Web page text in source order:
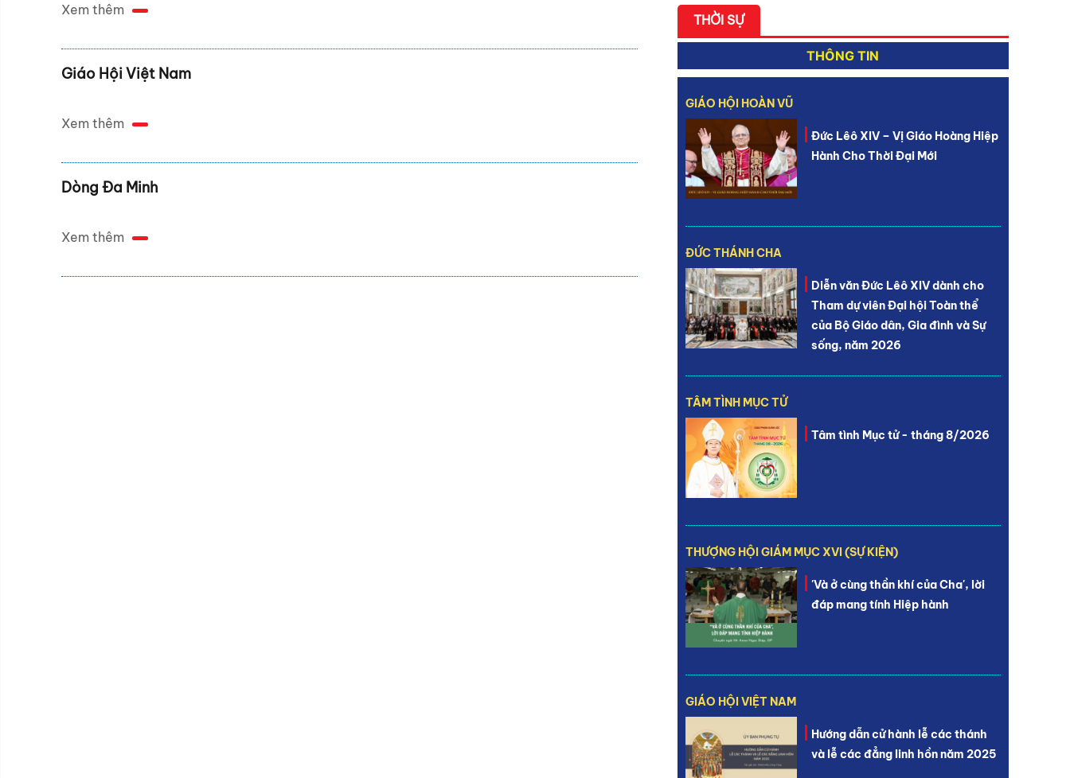
Xem thêm
Giáo Hội Việt Nam
Xem thêm
Dòng Đa Minh
Xem thêm
THỜI SỰ
THÔNG TIN
GIÁO HỘI HOÀN VŨ
Đức Lêô XIV – Vị Giáo Hoàng Hiệp
Hành Cho Thời Đại Mới
ĐỨC THÁNH CHA
Diễn văn Đức Lêô XIV dành cho
Tham dự viên Đại hội Toàn thể
của Bộ Giáo dân, Gia đình và Sự
sống, năm 2026
TÂM TÌNH MỤC TỬ
Tâm tình Mục tử - tháng 8/2026
THƯỢNG HỘI GIÁM MỤC XVI (SỰ KIỆN)
'Và ở cùng thần khí của Cha', lời
đáp mang tính Hiệp hành
GIÁO HỘI VIỆT NAM
Hướng dẫn cử hành lễ các thánh
và lễ các đẳng linh hồn năm 2025